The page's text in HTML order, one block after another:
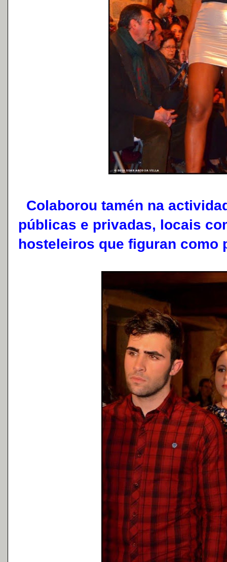
Colaborou tamén na
públicas e privadas, locais
hosteleiros que figuran como